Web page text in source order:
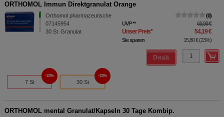
ORTHOMOL Immun Direktgranulat Orange
Orthomol pharmazeutische
07145954
30 St Granulat
0
UVP** 69,99 €
Unser Preis* 54,19 €
Sie sparen 15,80 €(23%)
Details
7 St
23%
30 St
23%
ORTHOMOL mental Granulat/Kapseln 30 Tage Kombip.